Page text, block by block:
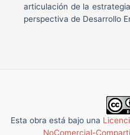
articulación de la
perspectiva de Desarrollo
Esta obra está bajo una
NoComercial-